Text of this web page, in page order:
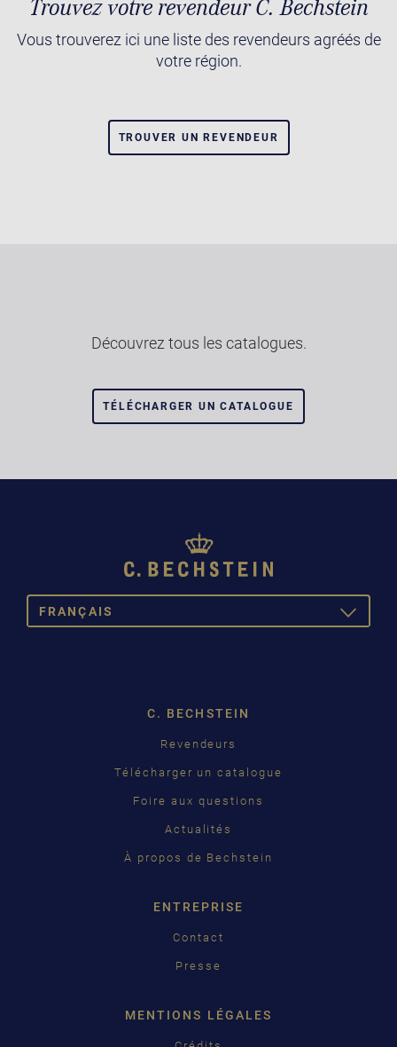
Trouvez votre revendeur C. Bechstein
Vous trouverez ici une liste des revendeurs agréés de
votre région.
TROUVER UN REVENDEUR
Découvrez tous les catalogues.
TÉLÉCHARGER UN CATALOGUE
FRANÇAIS
TOGGLE
C. BECHSTEIN
Revendeurs
Télécharger un catalogue
Foire aux questions
Actualités
À propos de Bechstein
ENTREPRISE
Contact
Presse
MENTIONS LÉGALES